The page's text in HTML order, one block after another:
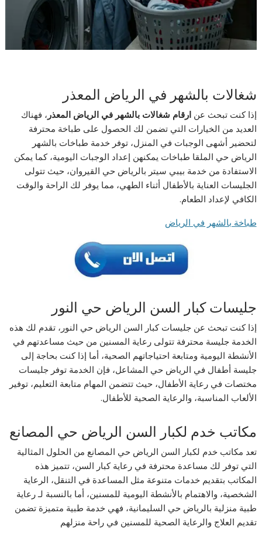
شغالات بالشهر في الرياض المعذر
إذا كنت تبحث عنارقام شغالات بالشهر في الرياض المعذر ، فهناك
العديد من الخيارات التي تضمن لك الحصول على طباخة محترفة
لتحضير أشهى الوجبات في المنزل، توفر خدمة طباخات بالشهر
الرياض حي الملقا طباخات يمكنهن إعداد الوجبات اليومية، كما يمكن
الاستفادة من خدمة بيبي سيتر بالرياض حي القيروان، حيث تتولى
الجليسات العناية بالأطفال أثناء الطهي، مما يوفر لك الراحة والوقت
الكافي لإعداد الطعام.
طباخة بالشهر في الرياض
جليسات كبار السن الرياض حي النور
إذا كنت تبحث عن جليسات كبار السن الرياض حي النور، تقدم لك هذه
الخدمة جليسة محترفة تتولى رعاية المسنين من حيث مساعدتهم في
الأنشطة اليومية ومتابعة احتياجاتهم الصحية، أما إذا كنت بحاجة إلى
جليسة أطفال في الرياض حي المشاعل، فإن الخدمة توفر جليسات
مختصات في رعاية الأطفال، حيث تتضمن المهام متابعة التعليم، توفير
الألعاب المناسبة، والرعاية الصحية للأطفال.
مكاتب خدم لكبار السن الرياض حي المصانع
تعد مكاتب خدم لكبار السن الرياض حي المصانع من الحلول المثالية
التي توفر لك مساعدة محترفة في رعاية كبار السن، تتميز هذه
المكاتب بتقديم خدمات متنوعة مثل المساعدة في التنقل، الرعاية
الشخصية، والاهتمام بالأنشطة اليومية للمسنين، أما بالنسبة لـ رعاية
طبية منزلية بالرياض حي السليمانية، فهي خدمة طبية متميزة تضمن
تقديم العلاج والرعاية الصحية للمسنين في راحة منزلهم